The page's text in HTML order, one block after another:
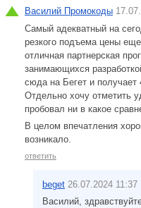
Василий Промокоды
Самый адекватный на
резкого подъема цены
отличная партнерская
занимающихся
сюда на Бегет и получает
Отдельно хочу отметить
пробовал ни в какое
В целом впечатления
возникало.
ответить
beget 26.07.2024 11:37
Василий,